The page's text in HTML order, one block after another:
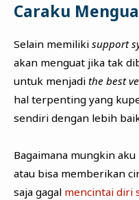
Caraku
Selain memiliki support
akan menguat jika tak
untuk menjadi the best
hal terpenting yang
sendiri dengan lebih
Bagaimana mungkin
atau bisa memberikan
saja gagal mencintai diri